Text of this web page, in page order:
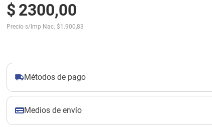
$ 2300,00
Precio s/Imp Nac. $1.900,83
Métodos de pago
Medios de envío